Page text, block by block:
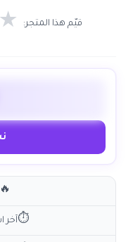
قيّم هذا المتجر: ★
🔥
⏱آخر